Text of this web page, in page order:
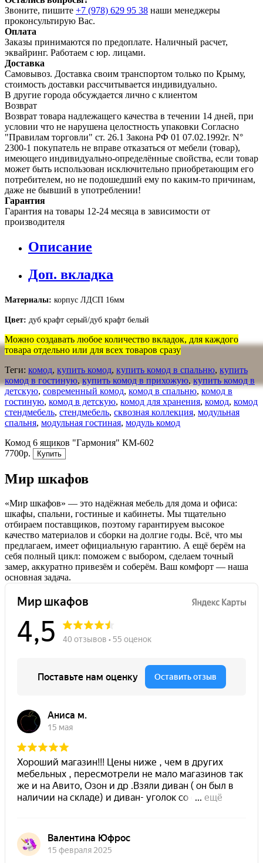
Звоните, пишите +7 (978) 629 95 38 наши менеджеры
проконсультирую Вас.
Оплата
Заказы принимаются по предоплате. Наличный расчет,
эквайринг. Работаем с юр. лицами.
Доставка
Самовывоз. Доставка своим транспортом только по Крыму,
стоимость доставки рассчитывается индивидуально.
В другие города обсуждается лично с клиентом
Возврат
Возврат товара надлежащего качества в течении 14 дней, при
условии что не нарушена целостность упаковки Согласно
"Правилам торговли" ст. 26.1 Закона РФ 01 07.02.1992г. N°
2300-1 покупатель не вправе отказаться от мебели (товар),
имеющего индивидуально-определённые свойства, если товар
может быть использован исключительно приобретающим его
потребителем, но не подошедший eмy по каким-то причинам,
даже не бывший в употреблении!
Гарантия
Гарантия на товары 12-24 месяца в зависимости от
производителя
Описание
Доп. вкладка
Материалы: корпус ЛДСП 16мм
Цвет: дуб крафт серый/дуб крафт белый
Можно создавать любое количество вкладок, для каждого
товара отдельно или для всех товаров сразу
Теги: комод, купить комод, купить комод в спальню, купить
комод в гостиную, купить комод в прихожую, купить комод в
детскую, современный комод, комод в спальню, комод в
гостиную, комод в детскую, комод для хранения, комод, комод
стендмебель, стендмебель, сквозная коллекция, модульная
спальня, модульная гостиная, модуль комод
Комод 6 ящиков "Гармония" КМ-602
7700р.
Купить
Мир шкафов
«Мир шкафов» — это надёжная мебель для дома и офиса:
шкафы, спальни, гостиные и кабинеты. Мы тщательно
отбираем поставщиков, поэтому гарантируем высокое
качество материалов и сборки на долгие годы. Всё, что мы
предлагаем, имеет официальную гарантию. А ещё берём на
себя полный цикл: поможем с выбором, сделаем точный
замер, аккуратно привезём и соберём. Ваш комфорт — наша
основная задача.